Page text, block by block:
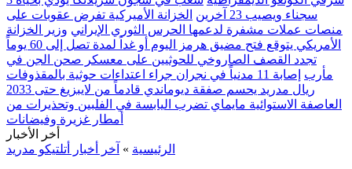
سجناء ويصيب 23 آخرين
الخزانة الأميركية تفرض عقوبات على
منصات عملات مشفرة لدعمها الحرس الثوري الإيراني وزير الخزانة
الأمريكي يتوقع فتح مضيق هرمز اليوم أو غداً لمدة تصل إلى 60 يوماً
تجدد القصف الصاروخي للحوثيين على معسكر صحن الجن في
مأرب إصابة 11 مدنياً في نجران جراء اعتداءات حوثية بالمقذوفات
ريال مدريد يحسم صفقة ديوماندي قادماً من لايبزيغ حتى 2033
العاصفة الاستوائية مايماي تضرب اليابسة في الفلبين وتحذيرات من
أمطار غزيرة وفيضانات
أخر الأخبار
الرئيسية » آخر أخبار أتلتيكو مدريد